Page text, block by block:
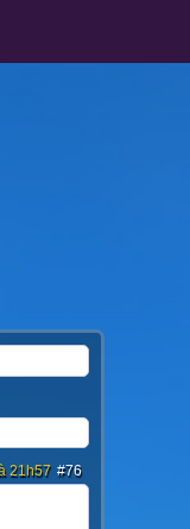
#76
21h57